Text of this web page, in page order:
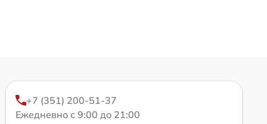
+7 (351) 200-51-37
Ежедневно с 9:00 до 21:00